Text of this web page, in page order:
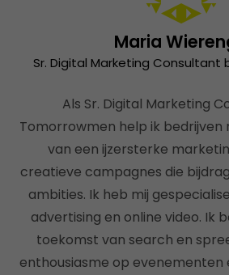
Maria
Sr. Digital Marketing Consultant
Als Sr. Digital Marketing
Tomorrowmen help ik
van een ijzersterke
creatieve campagnes die
ambities. Ik heb mij
advertising en online video. Ik
toekomst van search en
enthousiasme op evenementen